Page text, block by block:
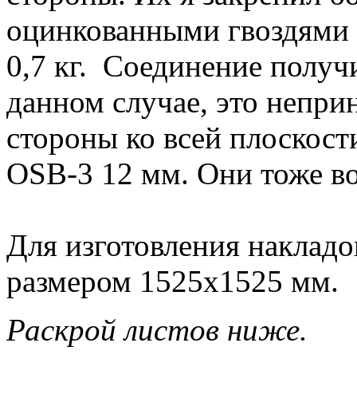
оцинкованными
0,7 кг. Соединение
данном случае, это
стороны ко всей
OSB-3 12 мм. Они тоже
Для изготовления
размером 1525х1525 мм.
Раскрой листов ниже.